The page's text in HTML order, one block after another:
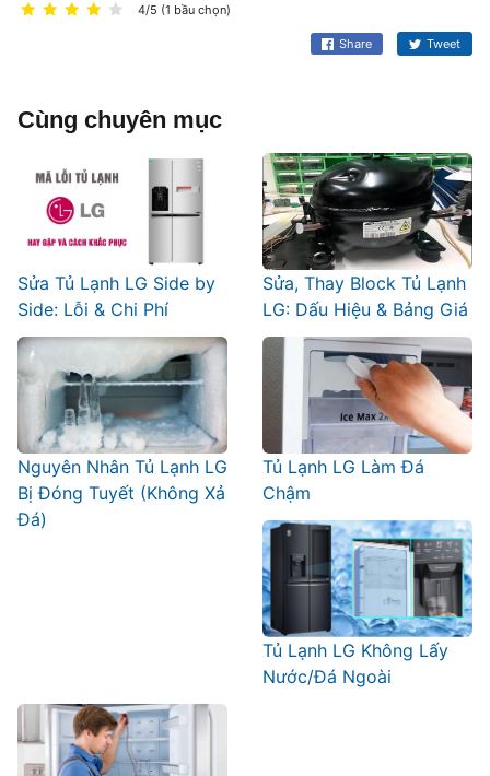
4/5 (1 bầu chọn)
Share Tweet
Cùng chuyên mục
Sửa Tủ Lạnh LG Side by
Side: Lỗi & Chi Phí
Sửa, Thay Block Tủ Lạnh
LG: Dấu Hiệu & Bảng Giá
Nguyên Nhân Tủ Lạnh LG
Bị Đóng Tuyết (Không Xả
Đá)
Tủ Lạnh LG Làm Đá
Chậm
Tủ Lạnh LG Không Lấy
Nước/Đá Ngoài